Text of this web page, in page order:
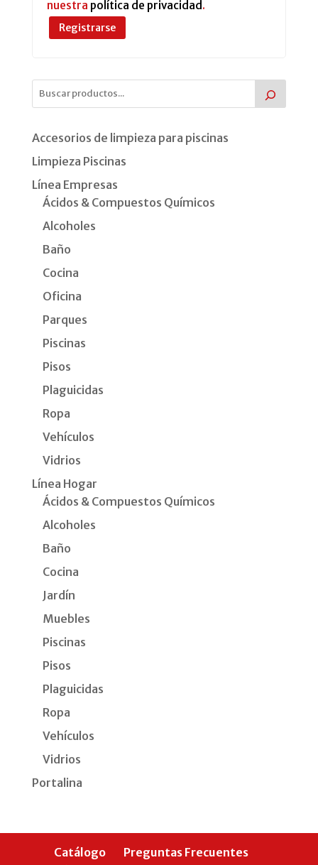
nuestra política de privacidad .
Registrarse
Accesorios de limpieza para piscinas
Limpieza Piscinas
Línea Empresas
Ácidos & Compuestos Químicos
Alcoholes
Baño
Cocina
Oficina
Parques
Piscinas
Pisos
Plaguicidas
Ropa
Vehículos
Vidrios
Línea Hogar
Ácidos & Compuestos Químicos
Alcoholes
Baño
Cocina
Jardín
Muebles
Piscinas
Pisos
Plaguicidas
Ropa
Vehículos
Vidrios
Portalina
Catálogo
Preguntas Frecuentes